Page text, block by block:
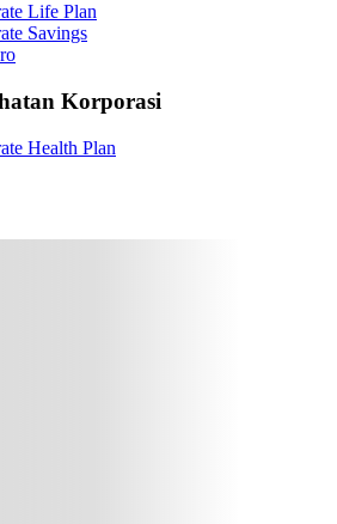
Life Plan
Savings
Korporasi
Health Plan